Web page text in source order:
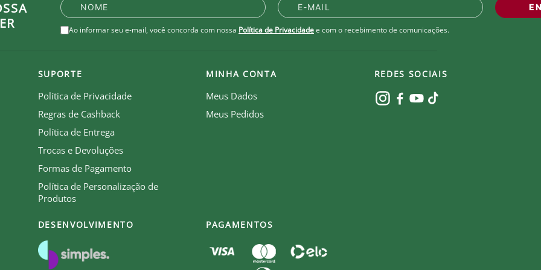
de tecidos tecnológicos de alta absorção e branding oficial do time.
absorver a umidade do corpo, mantendo-o confortável e seco
do peito
do lado esquerdo do peito
Ao informar seu e-mail, você concorda com nossa Política de Privacidadee com o recebimento de comunicações.
SUPORTE
Política de Privacidade
Regras de Cashback
Política de Entrega
Trocas e Devoluções
Formas de Pagamento
Política de Personalização de
Produtos
MINHA CONTA
Meus Dados
Meus Pedidos
REDES SOCIAIS
DESENVOLVIMENTO PAGAMENTOS